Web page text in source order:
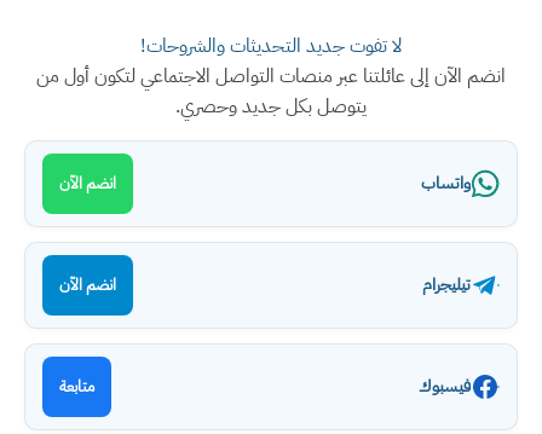
لا تفوت جديد التحديثات والشروحات!
انضم الآن إلى عائلتنا عبر منصات التواصل الاجتماعي لتكون أول من
يتوصل بكل جديد وحصري.
واتساب انضم الآن
تيليجرام انضم الآن
فيسبوك متابعة